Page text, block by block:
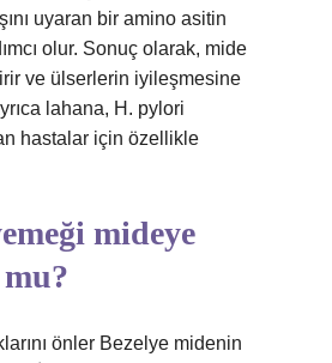
uyaran bir amino asitin
olur. Sonuç olarak, mide
ve ülserlerin iyileşmesine
lahana, H. pylori
hastalar için özellikle
mideye
önler Bezelye midenin